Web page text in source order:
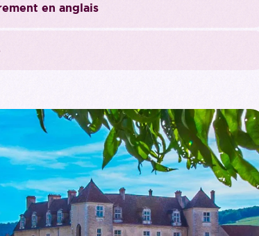
en anglais